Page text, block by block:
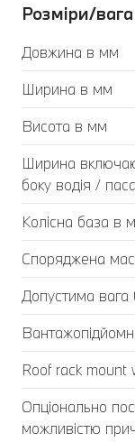
Розміри/вага
Довжина в мм
Ширина в мм
Висота в мм
Ширина
боку водія /
Колісна база в
Споряджена
Допустима вага
Roof rack mount
Опціонально
можливістю